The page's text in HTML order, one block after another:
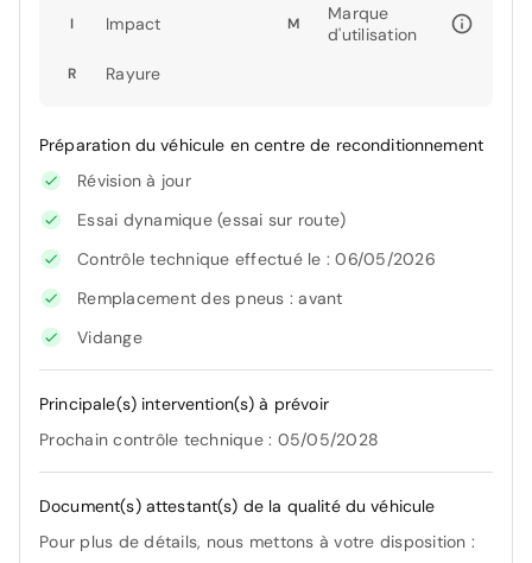
I Impact M
Marque
d'utilisation
R Rayure
Préparation du véhicule en centre de reconditionnement
Révision à jour
Essai dynamique (essai sur route)
Contrôle technique effectué le : 06/05/2026
Remplacement des pneus : avant
Vidange
Principale(s) intervention(s) à prévoir
Prochain contrôle technique : 05/05/2028
Document(s) attestant(s) de la qualité du véhicule
Pour plus de détails, nous mettons à votre disposition :